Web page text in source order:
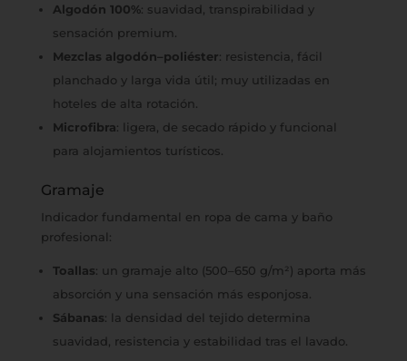
Algodón 100%: suavidad, transpirabilidad y
sensación premium.
Mezclas algodón–poliéster: resistencia, fácil
planchado y larga vida útil; muy utilizadas en
hoteles de alta rotación.
Microfibra: ligera, de secado rápido y funcional
para alojamientos turísticos.
Gramaje
Indicador fundamental en ropa de cama y baño
profesional:
Toallas: un gramaje alto (500–650 g/m²) aporta más
absorción y una sensación más esponjosa.
Sábanas: la densidad del tejido determina
suavidad, resistencia y estabilidad tras el lavado.